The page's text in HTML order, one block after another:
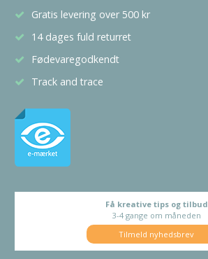
Gratis levering over 500 kr
14 dages fuld returret
Fødevaregodkendt
Track and trace
Få kreative tips og tilbud
3-4 gange om måneden
Tilmeld nyhedsbrev